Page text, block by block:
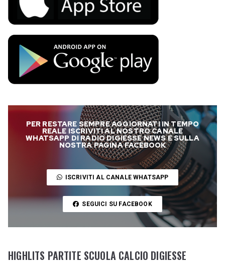
PER RESTARE SEMPRE AGGIORNATI IN TEMPO
REALE ISCRIVITI AL NOSTRO CANALE
WHATSAPP DI RADIO DIGIESSE NEWS E SULLA
NOSTRA PAGINA FACEBOOK
ISCRIVITI AL CANALE WHATSAPP
SEGUICI SU FACEBOOK
HIGHLITS PARTITE SCUOLA CALCIO DIGIESSE